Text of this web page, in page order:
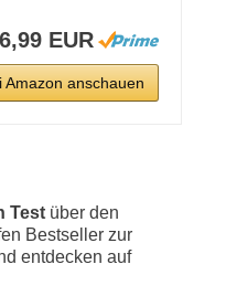
EUR
Amazon anschauen
Test über den
Bestseller zur
entdecken auf